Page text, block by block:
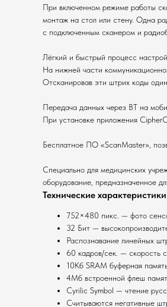
При включенном режиме работы
монтаж на стол или стену. Одна
с подключенным сканером и
Лёгкий и быстрый процесс
На нижней части
Отсканировав эти штрих коды
Передача данных через BT на
При установке приложения
Бесплатное ПО «ScanMaster»,
Специально для медицинских
оборудование, предназначенное
Технические характеристики
752×480 пикс. — фото
32 Бит —
Распознавание линейных
60 кадров/сек. — скорость
10Кб SRAM буферная
4Мб встроенной флеш
Cyrilic Symbol — чтение
Считываются негативные